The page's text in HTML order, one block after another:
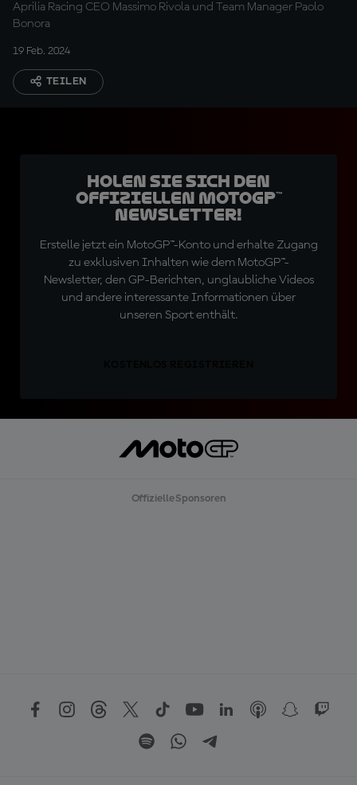
Aprilia Racing CEO Massimo Rivola und Team Manager Paolo
Bonora
19 Feb. 2024
TEILEN
Holen Sie sich den
offiziellen MotoGP™
Newsletter!
Erstelle jetzt ein MotoGP™-Konto und erhalte Zugang
zu exklusiven Inhalten wie dem MotoGP™-
Newsletter, den GP-Berichten, unglaubliche Videos
und andere interessante Informationen über
unseren Sport enthält.
Offizielle Sponsoren